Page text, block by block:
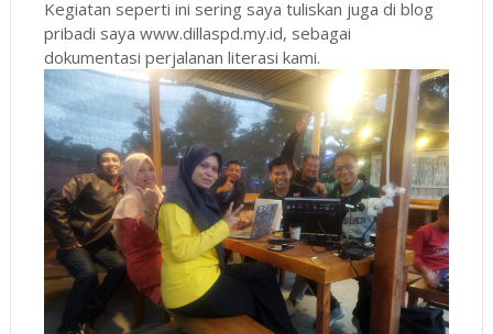
Kegiatan seperti ini sering saya tuliskan juga di blog
pribadi saya www.dillaspd.my.id, sebagai
dokumentasi perjalanan literasi kami.